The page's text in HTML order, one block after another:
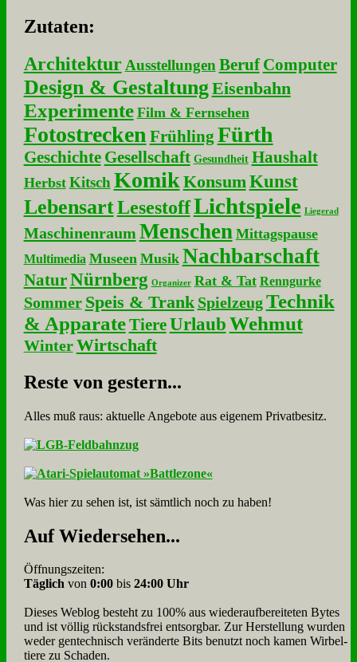
Zu­ta­ten:
Architektur Ausstellungen Beruf Computer
Design & GestaltungEisenbahn
Experimente Film & Fernsehen
Fotostrecken Frühling Fürth
Geschichte Gesellschaft Gesundheit Haushalt
Herbst Kitsch Komik KonsumKunst
LebensartLesestoffLichtspiele Liegerad
Maschinenraum Menschen Mittagspause
Multimedia Museen Musik Nachbarschaft
NaturNürnberg Organizer Rat & Tat Renngurke
Sommer Speis & Trank Spielzeug Technik
& Apparate Tiere UrlaubWehmut
Winter Wirtschaft
Re­ste von ge­stern...
Alles muß raus: aktuelle An­ge­bo­te aus eigenem Privatbesitz.
Was hier zu sehen ist, ist sämt­lich noch zu haben!
Auf Wie­der­se­hen...
Öffnungszeiten:
Täglichvon 0:00bis 24:00 Uhr
Dieses Weblog besteht zu 100% aus wie­der­auf­bereite­ten Bytes
und ist völlig rück­stands­frei ent­sorg­bar. Zur Herstellung wurden
weder gen­tech­nisch veränderte Bits benutzt noch kamen Wir­bel­
tiere zu Scha­den.